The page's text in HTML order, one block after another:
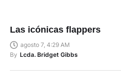
Las icónicas flappers
agosto 7, 4:29 AM
By Lcda. Bridget Gibbs